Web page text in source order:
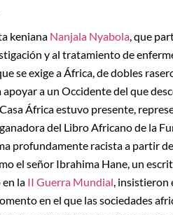
keniana Nanjala Nyabola, que
y al tratamiento de
se exige a África, de dobles
a un Occidente del que
Casa África estuvo presente,
del Libro Africano de la
profundamente racista a partir
el señor Ibrahima Hane, un
la II Guerra Mundial, insistieron
en el que las sociedades